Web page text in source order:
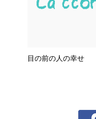
目の前の人の幸せ